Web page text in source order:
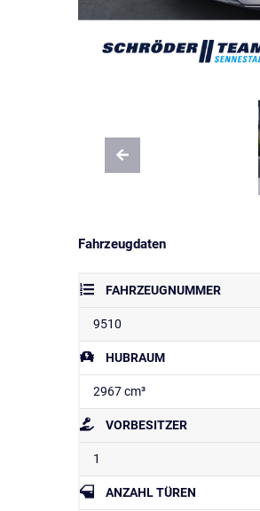
Fahrzeugdaten
FAHRZEUGNUMMER
9510
HUBRAUM
2967 cm³
VORBESITZER
1
ANZAHL TÜREN